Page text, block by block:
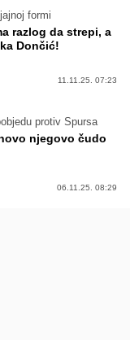
formi
razlog da strepi, a
Dončić!
11.11.25. 07:23
protiv Spursa
njegovo čudo
06.11.25. 08:29